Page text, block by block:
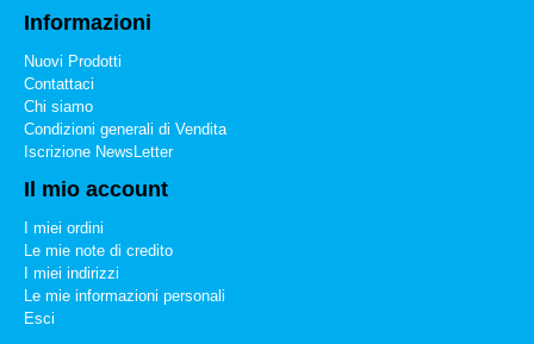
Informazioni
Nuovi Prodotti
Contattaci
Chi siamo
Condizioni generali di Vendita
Iscrizione NewsLetter
Il mio account
I miei ordini
Le mie note di credito
I miei indirizzi
Le mie informazioni personali
Esci